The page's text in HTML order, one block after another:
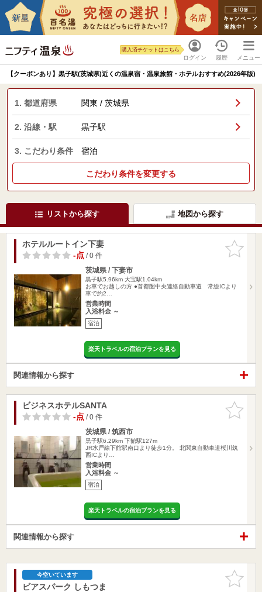
ログイン
購入済チケットはこちら
履歴 メニュー
【クーポンあり】黒子駅(茨城県)近くの温泉宿・温泉旅館・ホテルおすすめ(2026年版)
1. 都道府県 関東 / 茨城県
2. 沿線・駅 黒子駅
3. こだわり条件 宿泊
こだわり条件を変更する
リストから探す 地図から探す
お気に入
りに追加
ホテルルートイン下妻
-点/ 0 件
茨城県 / 下妻市
黒子駅5.96km 大宝駅1.04km
お車でお越しの方 ●首都圏中央連絡自動車道 常総ICより
車で約2…
営業時間
入浴料金 ～
宿泊
楽天トラベルの宿泊プランを見る
関連情報から探す
お気に入
りに追加
ビジネスホテルSANTA
-点/ 0 件
茨城県 / 筑西市
黒子駅6.29km 下館駅127m
JR水戸線下館駅南口より徒歩1分。 北関東自動車道桜川筑
西ICより…
営業時間
入浴料金 ～
宿泊
楽天トラベルの宿泊プランを見る
関連情報から探す
お気に入
りに追加
今空いています
ビアスパーク しもつま